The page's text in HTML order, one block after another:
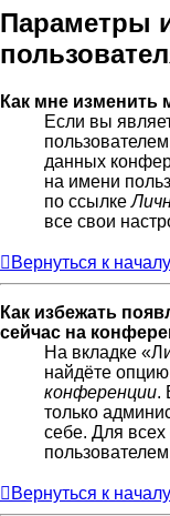
Параметры
Как мне изменить
Если вы
данных
на имени
по ссылке
все свои
Вернуться к началу
Как избежать
сейчас на
На вкладке
найдёте опцию
конференции.
только
себе. Для
Вернуться к началу